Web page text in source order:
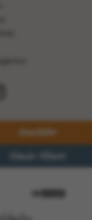
Newsletter
Kamin-Klause